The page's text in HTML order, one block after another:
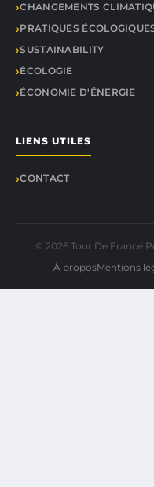
CHANGEMENTS
PRATIQUES
SUSTAINABILITY
ÉCOLOGIE
ÉCONOMIE D'ÉNERGIE
LIENS UTILES
CONTACT
© 2026 Tour De France
À proposMentions